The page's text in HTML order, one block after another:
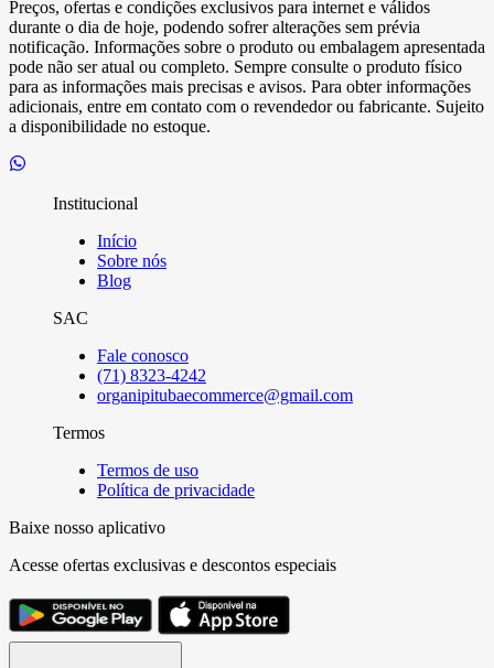
Preços, ofertas e condições exclusivos para internet e válidos
durante o dia de hoje, podendo sofrer alterações sem prévia
notificação. Informações sobre o produto ou embalagem apresentada
pode não ser atual ou completo. Sempre consulte o produto físico
para as informações mais precisas e avisos. Para obter informações
adicionais, entre em contato com o revendedor ou fabricante. Sujeito
a disponibilidade no estoque.
Institucional
Início
Sobre nós
Blog
SAC
Fale conosco
(71) 8323-4242
organipitubaecommerce@gmail.com
Termos
Termos de uso
Política de privacidade
Baixe nosso aplicativo
Acesse ofertas exclusivas e descontos especiais